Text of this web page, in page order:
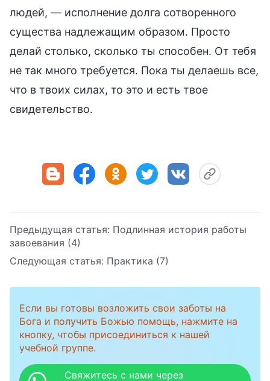
людей, — исполнение долга сотворенного
существа надлежащим образом. Просто
делай столько, сколько ты способен. От тебя
не так много требуется. Пока ты делаешь все,
что в твоих силах, то это и есть твое
свидетельство.
Предыдущая статья: Подлинная история работы
завоевания (4)
Следующая статья: Практика (7)
Если вы готовы возложить свои заботы на
Бога и получить Божью помощь, нажмите на
кнопку, чтобы присоединиться к нашей
учебной группе.
Свяжитесь с нами через